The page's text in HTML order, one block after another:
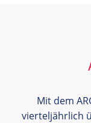
Mit dem
vierteljährlich